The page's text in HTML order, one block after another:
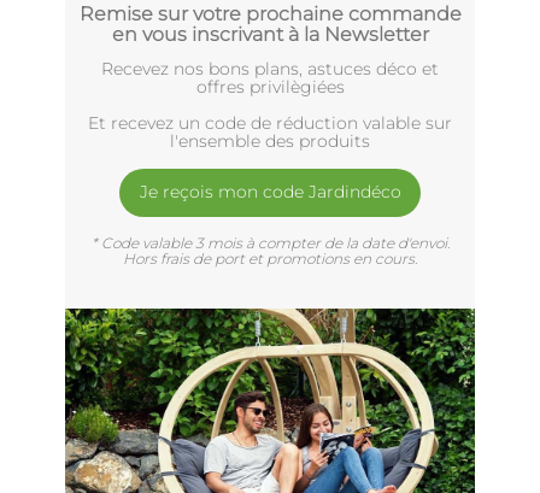
Remise sur votre prochaine commande
en vous inscrivant à la Newsletter
Recevez nos bons plans, astuces déco et
offres privilègiées
Et recevez un code de réduction valable sur
l'ensemble des produits
Je reçois mon code Jardindéco
* Code valable 3 mois à compter de la date d'envoi.
Hors frais de port et promotions en cours.